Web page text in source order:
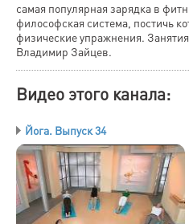
самая популярная зарядка в
философская система, постичь
физические упражнения.
Владимир Зайцев.
Видео этого канала:
Йога. Выпуск 34